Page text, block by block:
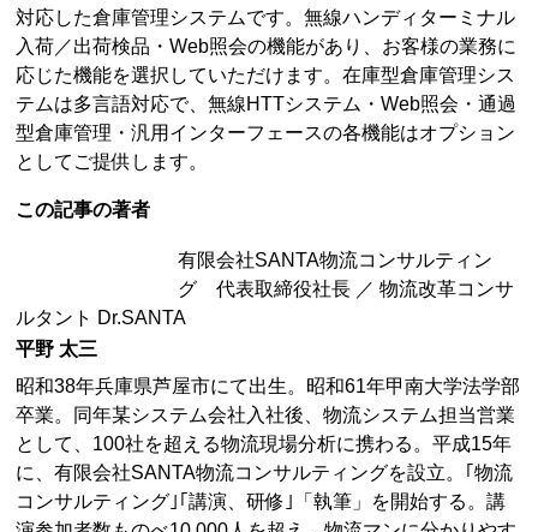
対応した倉庫管理システムです。無線ハンディターミナル
入荷／出荷検品・Web照会の機能があり、お客様の業務に
応じた機能を選択していただけます。在庫型倉庫管理シス
テムは多言語対応で、無線HTTシステム・Web照会・通過
型倉庫管理・汎用インターフェースの各機能はオプション
としてご提供します。
この記事の著者
有限会社SANTA物流コンサルティン
グ 代表取締役社長 ／ 物流改革コンサ
ルタント Dr.SANTA
平野 太三
昭和38年兵庫県芦屋市にて出生。昭和61年甲南大学法学部
卒業。同年某システム会社入社後、物流システム担当営業
として、100社を超える物流現場分析に携わる。平成15年
に、有限会社SANTA物流コンサルティングを設立。｢物流
コンサルティング｣｢講演、研修｣「執筆」を開始する。講